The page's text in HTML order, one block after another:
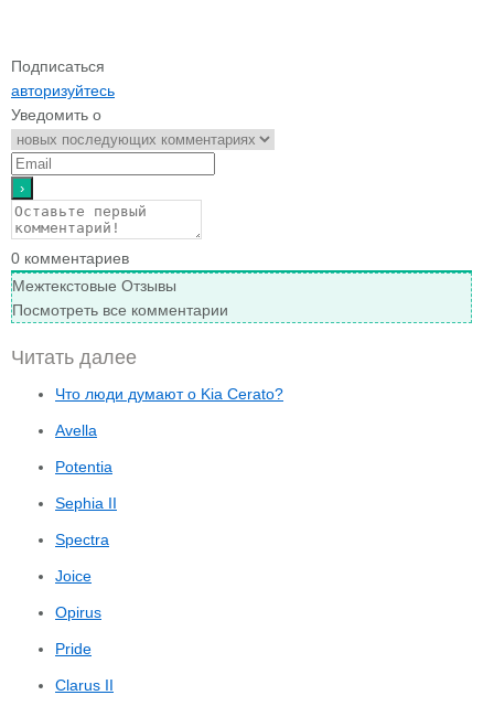
Подписаться
авторизуйтесь
Уведомить о
0 комментариев
Межтекстовые Отзывы
Посмотреть все комментарии
Читать далее
Что люди думают о Kia Cerato?
Avella
Potentia
Sephia II
Spectra
Joice
Opirus
Pride
Clarus II